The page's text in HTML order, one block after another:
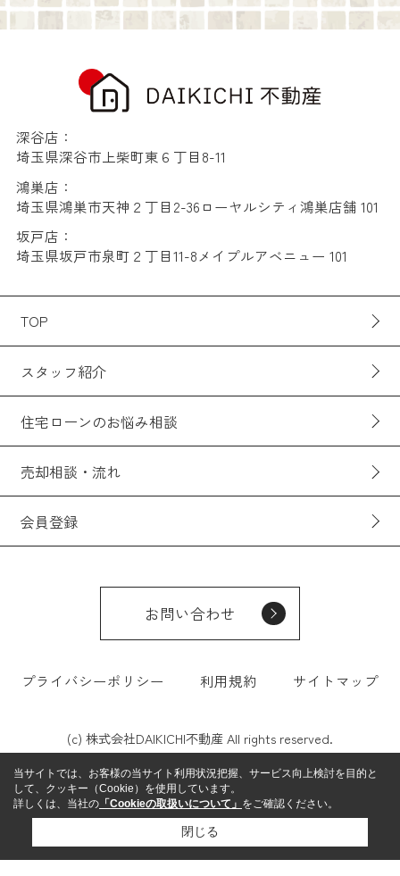
深谷店：
埼玉県深谷市上柴町東６丁目8-11
鴻巣店：
埼玉県鴻巣市天神２丁目2-36ローヤルシティ鴻巣店舗 101
坂戸店：
埼玉県坂戸市泉町２丁目11-8メイプルアベニュー 101
TOP
スタッフ紹介
住宅ローンのお悩み相談
売却相談・流れ
会員登録
お問い合わせ
プライバシーポリシー 利用規約 サイトマップ
(c) 株式会社DAIKICHI不動産 All rights reserved.
当サイトでは、お客様の当サイト利用状況把握、サービス向上検討を目的と
して、クッキー（Cookie）を使用しています。
詳しくは、当社の 「Cookieの取扱いについて」 をご確認ください。
閉じる